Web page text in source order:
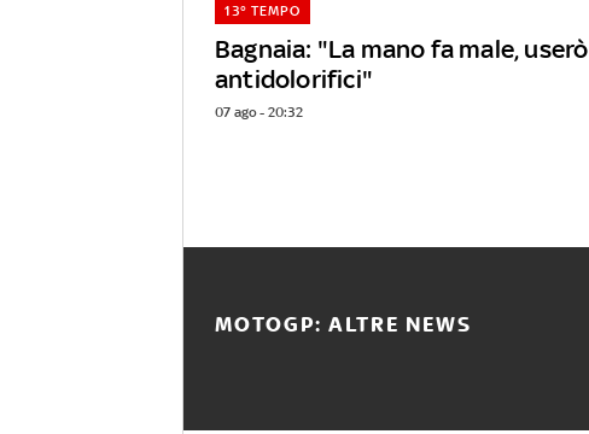
Bagnaia: "La mano fa male, userò
antidolorifici"
13° TEMPO
07 ago - 20:32
MOTOGP: ALTRE NEWS